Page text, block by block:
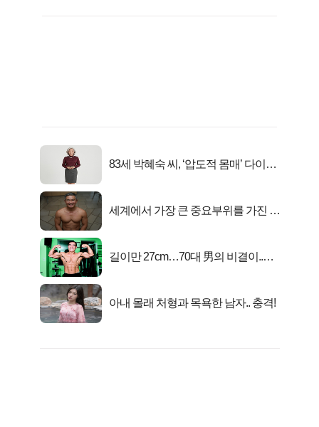
83세 박혜숙 씨, ‘압도적 몸매’ 다이어
세계에서 가장 큰 중요부위를 가진 남
길이만 27cm…70대 男의 비결이..충
아내 몰래 처형과 목욕한 남자.. 충격!